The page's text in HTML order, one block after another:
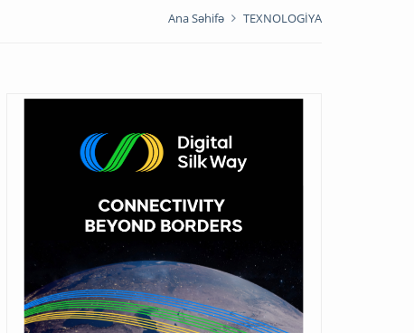
Ana Səhifə TEXNOLOGİYA